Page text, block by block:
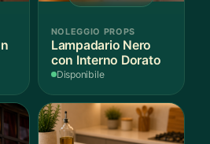
NOLEGGIO PROPS
Lampadario Nero
con Interno Dorato
Disponibile